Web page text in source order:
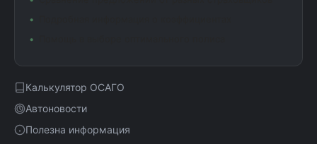
Калькулятор ОСАГО
Автоновости
Полезна информация